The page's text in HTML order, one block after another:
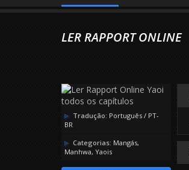
LER RAPPORT ONLINE
Tradução: Português / PT-
BR
Categorias: Mangás,
Manhwa, Yaois